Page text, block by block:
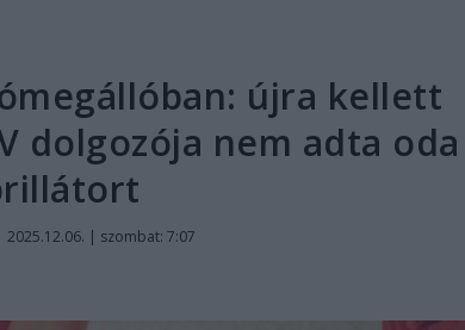
újra kellett
dolgozója nem adta oda
2025.12.06. | szombat: 7:07